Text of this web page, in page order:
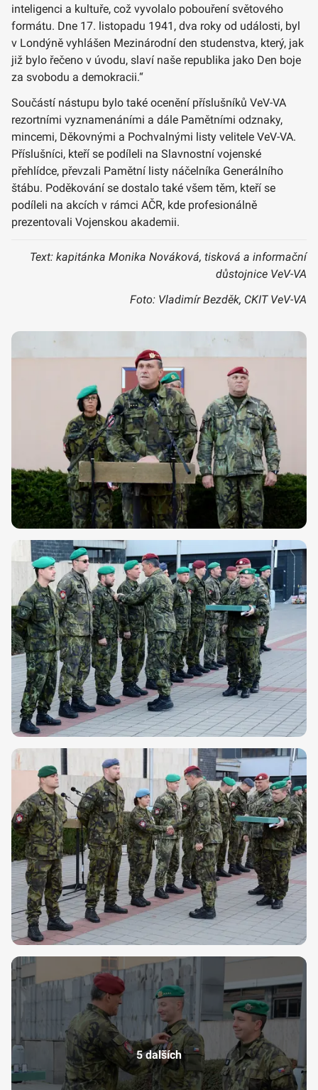
inteligenci a kultuře, což vyvolalo pobouření světového
formátu. Dne 17. listopadu 1941, dva roky od události, byl
v Londýně vyhlášen Mezinárodní den studenstva, který, jak
již bylo řečeno v úvodu, slaví naše republika jako Den boje
za svobodu a demokracii.“
Součástí nástupu bylo také ocenění příslušníků VeV-VA
rezortními vyznamenáními a dále Pamětními odznaky,
mincemi, Děkovnými a Pochvalnými listy velitele VeV-VA.
Příslušníci, kteří se podíleli na Slavnostní vojenské
přehlídce, převzali Pamětní listy náčelníka Generálního
štábu. Poděkování se dostalo také všem těm, kteří se
podíleli na akcích v rámci AČR, kde profesionálně
prezentovali Vojenskou akademii.
Text: kapitánka Monika Nováková, tisková a informační
důstojnice VeV-VA
Foto: Vladimír Bezděk, CKIT VeV-VA
5 dalších